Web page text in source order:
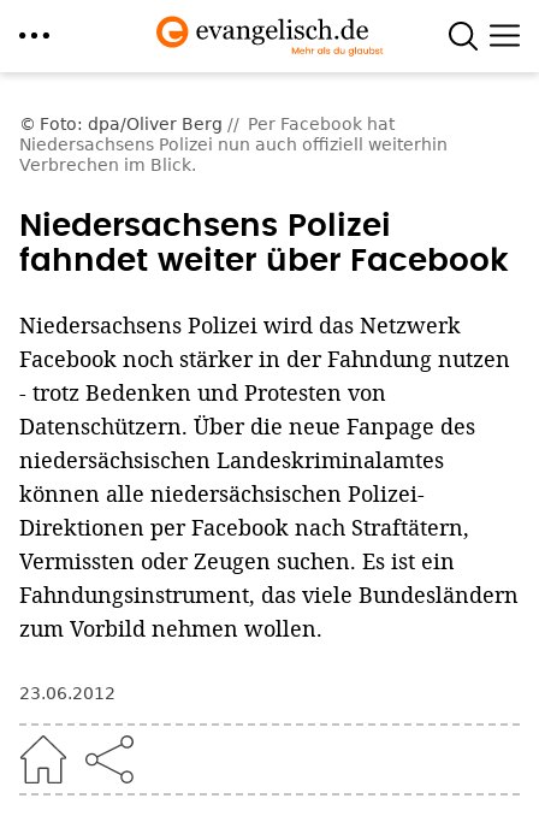
zum
Inhalt
Foto: dpa/Oliver Berg
Per Facebook hat
Niedersachsens Polizei nun auch offiziell weiterhin
Verbrechen im Blick.
Niedersachsens Polizei
fahndet weiter über Facebook
Niedersachsens Polizei wird das Netzwerk
Facebook noch stärker in der Fahndung nutzen
- trotz Bedenken und Protesten von
Datenschützern. Über die neue Fanpage des
niedersächsischen Landeskriminalamtes
können alle niedersächsischen Polizei-
Direktionen per Facebook nach Straftätern,
Vermissten oder Zeugen suchen. Es ist ein
Fahndungsinstrument, das viele Bundesländern
zum Vorbild nehmen wollen.
23.06.2012